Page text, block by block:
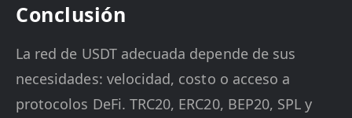
Conclusión
La red de USDT adecuada depende de sus
necesidades: velocidad, costo o acceso a
protocolos DeFi. TRC20, ERC20, BEP20, SPL y